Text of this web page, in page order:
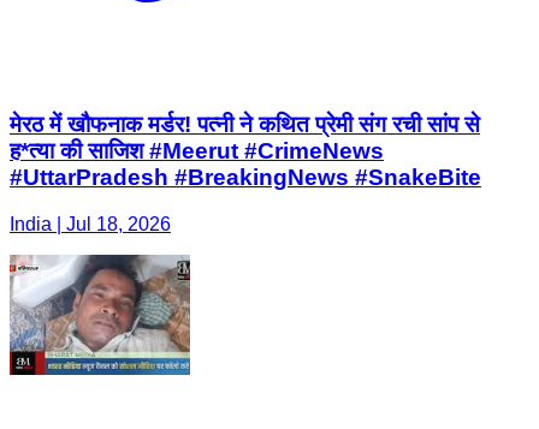
मेरठ में खौफनाक मर्डर! पत्नी ने कथित प्रेमी संग रची सांप से
ह*त्या की साजिश #Meerut #CrimeNews
#UttarPradesh #BreakingNews #SnakeBite
India | Jul 18, 2026